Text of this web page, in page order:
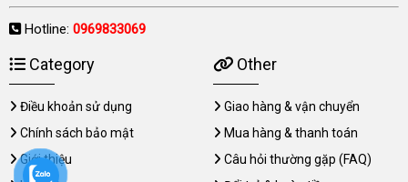
Hotline: 0969833069
Category
Điều khoản sử dụng
Chính sách bảo mật
Giới thiệu
Other
Giao hàng & vận chuyển
Mua hàng & thanh toán
Câu hỏi thường gặp (FAQ)